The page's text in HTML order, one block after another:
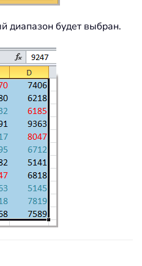
диапазон будет выбран.